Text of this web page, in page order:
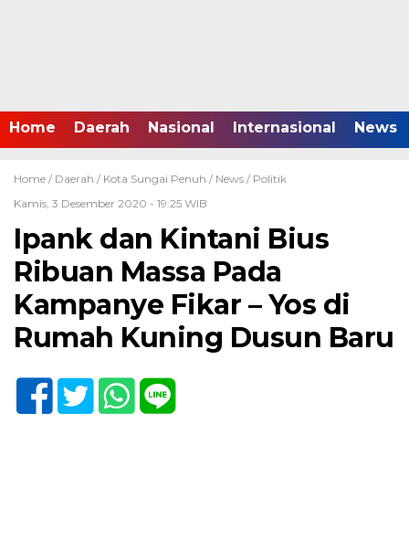
Home Daerah Nasional Internasional News
Home / Daerah / Kota Sungai Penuh / News / Politik
Kamis, 3 Desember 2020 - 19:25 WIB
Ipank dan Kintani Bius
Ribuan Massa Pada
Kampanye Fikar – Yos di
Rumah Kuning Dusun Baru